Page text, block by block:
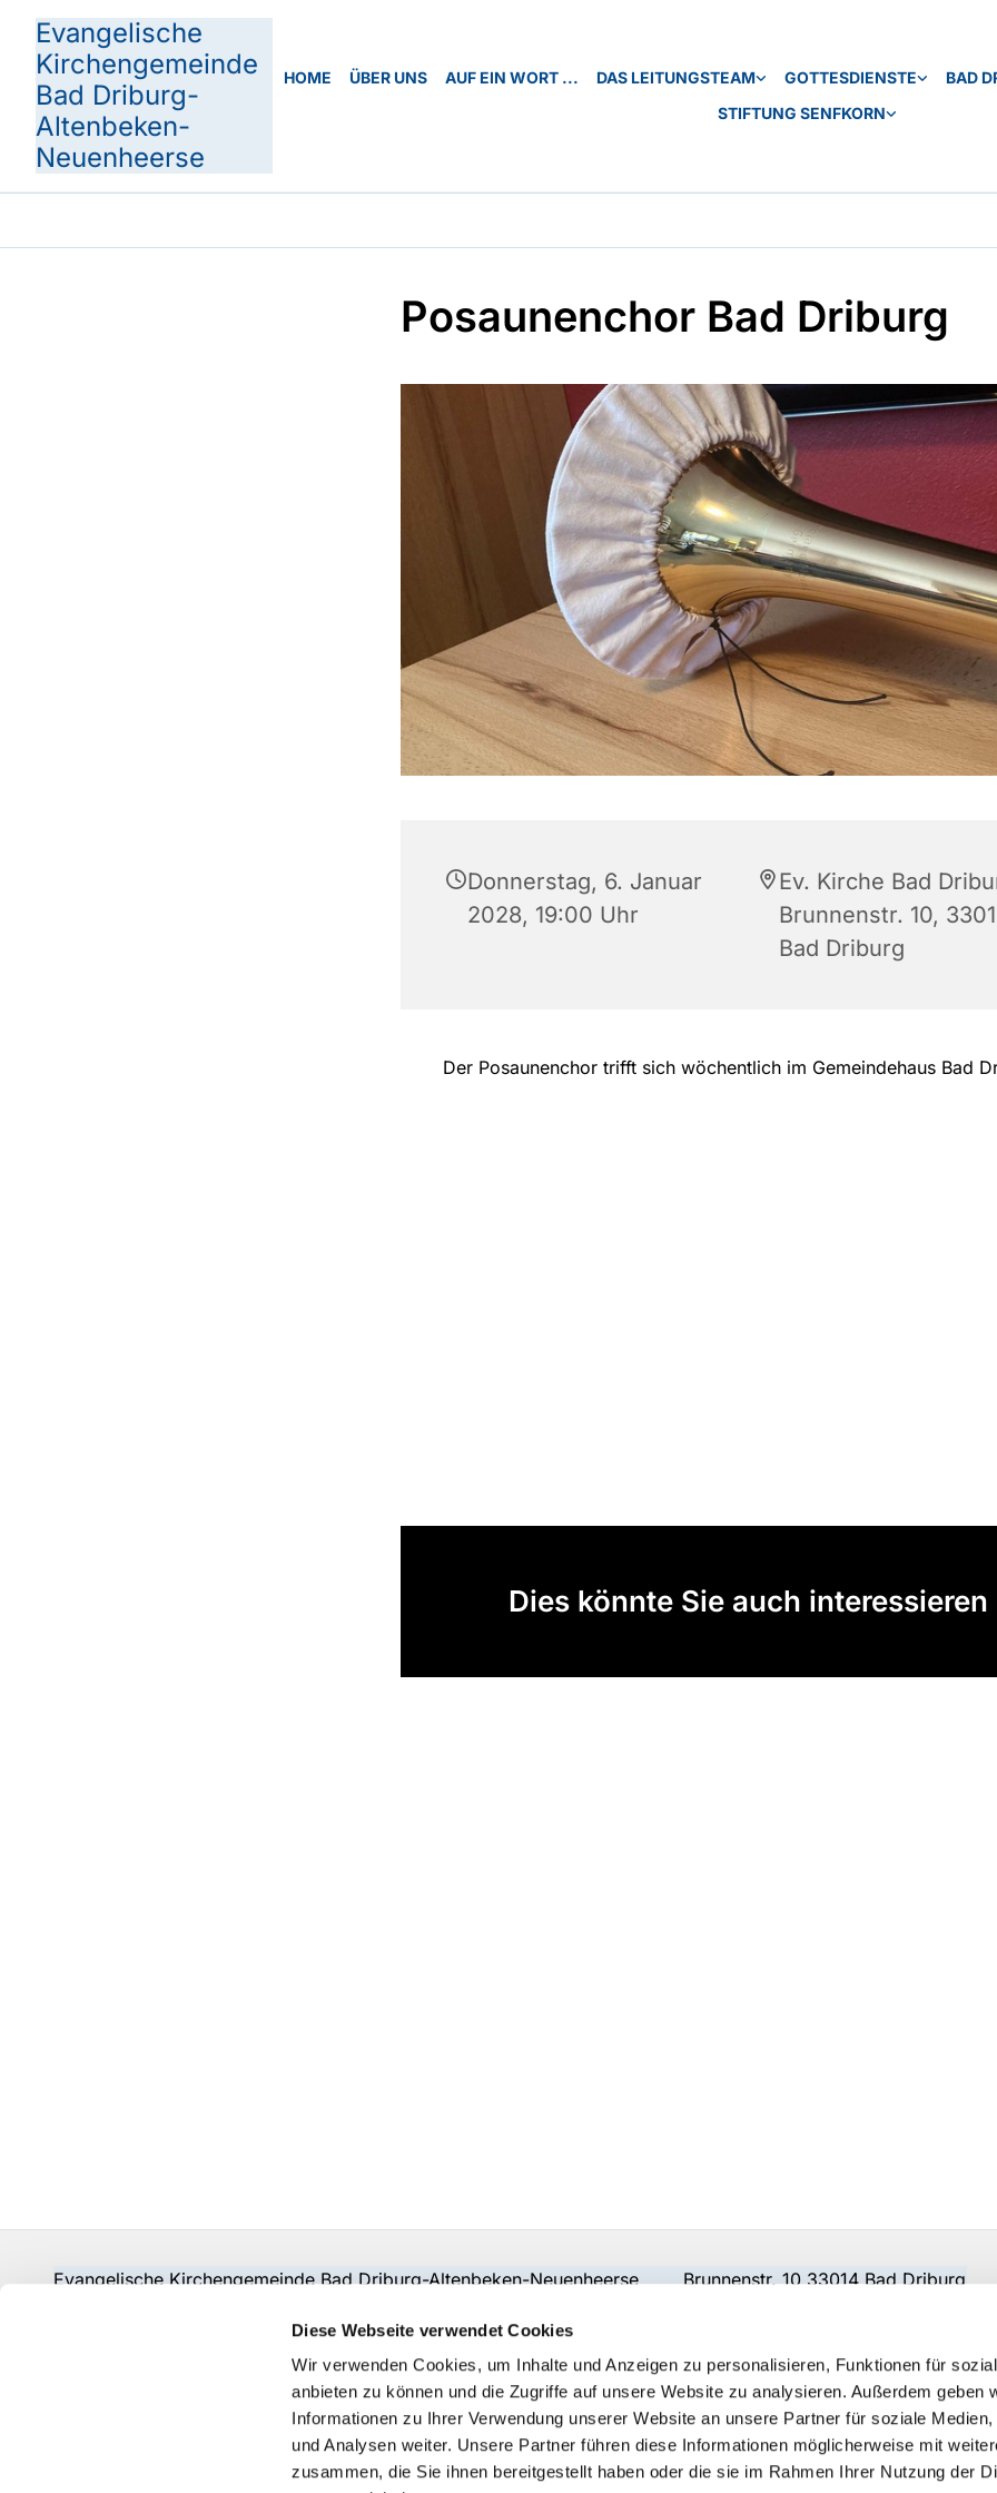
Diese Webseite verwendet Cookies
Wir verwenden Cookies, um Inhalte und Anzeigen zu personalisieren, Funktionen für
anbieten zu können und die Zugriffe auf unsere Website zu analysieren. Außerdem geben
Informationen zu Ihrer Verwendung unserer Website an unsere Partner für soziale Medien,
und Analysen weiter. Unsere Partner führen diese Informationen möglicherweise mit
zusammen, die Sie ihnen bereitgestellt haben oder die sie im Rahmen Ihrer Nutzung der
Evangelische
Kirchengemeinde
Bad Driburg-
Altenbeken-
Neuenheerse
HOME ÜBER UNS AUF EIN WORT ... DAS LEITUNGSTEAM GOTTESDIENSTE BAD
STIFTUNG SENFKORN
Posaunenchor Bad Driburg
Donnerstag, 6. Januar
2028, 19:00 Uhr
Ev. Kirche Bad
Brunnenstr. 10,
Bad Driburg
Der Posaunenchor trifft sich wöchentlich im Gemeindehaus Bad
Dies könnte Sie auch interessieren
Evangelische Kirchengemeinde Bad Driburg-Altenbeken-Neuenheerse Brunnenstr. 10 33014 Bad Driburg